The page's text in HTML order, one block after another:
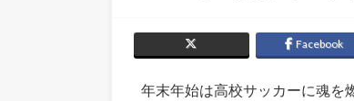
Facebook
年末年始は高校サッカーに魂を